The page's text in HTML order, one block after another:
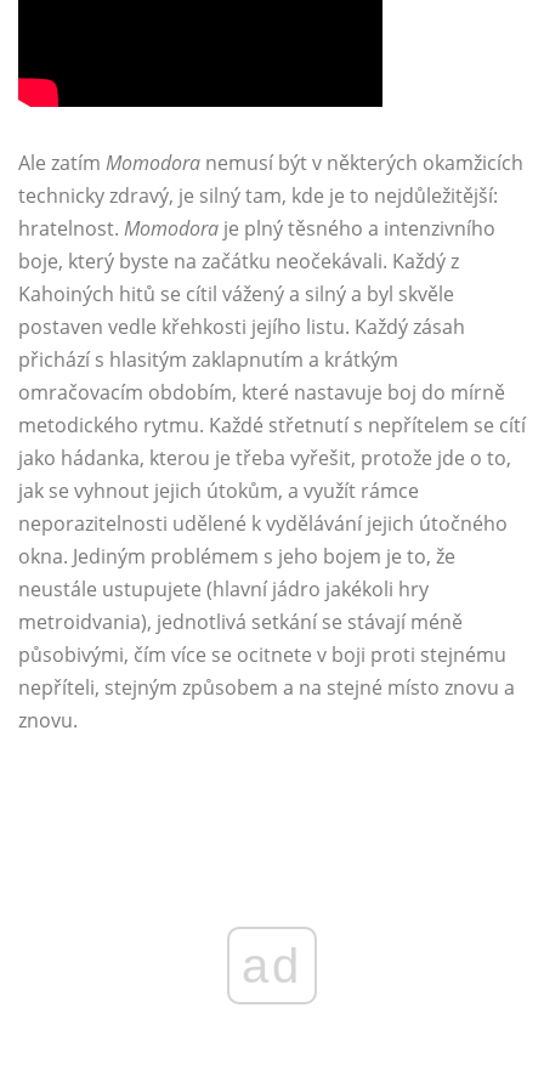
Ale zatím Momodora nemusí být v některých okamžicích
technicky zdravý, je silný tam, kde je to nejdůležitější:
hratelnost. Momodora je plný těsného a intenzivního
boje, který byste na začátku neočekávali. Každý z
Kahoiných hitů se cítil vážený a silný a byl skvěle
postaven vedle křehkosti jejího listu. Každý zásah
přichází s hlasitým zaklapnutím a krátkým
omračovacím obdobím, které nastavuje boj do mírně
metodického rytmu. Každé střetnutí s nepřítelem se cítí
jako hádanka, kterou je třeba vyřešit, protože jde o to,
jak se vyhnout jejich útokům, a využít rámce
neporazitelnosti udělené k vydělávání jejich útočného
okna. Jediným problémem s jeho bojem je to, že
neustále ustupujete (hlavní jádro jakékoli hry
metroidvania), jednotlivá setkání se stávají méně
působivými, čím více se ocitnete v boji proti stejnému
nepříteli, stejným způsobem a na stejné místo znovu a
znovu.
ad